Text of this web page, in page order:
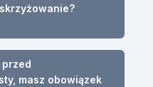
masz obowiązek